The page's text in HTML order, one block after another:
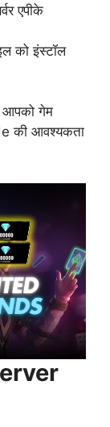
एपीके
को इंस्टॉल
आपको गेम
की आवश्यकता